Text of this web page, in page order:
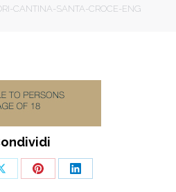
CANTINA-SANTA-CROCE-ENG
Share
Share
Share